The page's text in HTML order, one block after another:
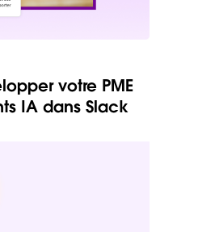
votre PME
IA dans Slack